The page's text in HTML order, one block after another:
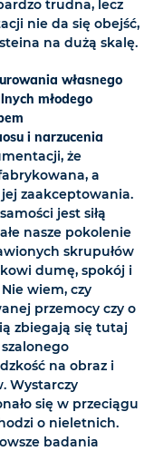
trudna, lecz
nie da się obejść,
na dużą skalę.
własnego
młodego
i narzucenia
że
a
zaakceptowania.
jest siłą
nasze pokolenie
skrupułów
dumę, spokój i
wiem, czy
przemocy czy o
zbiegają się tutaj
na obraz i
Wystarczy
się w przeciągu
o nieletnich.
badania